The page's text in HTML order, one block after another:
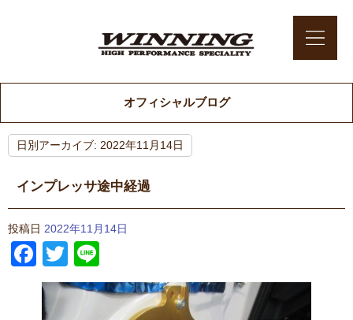
オフィシャルブログ
日別アーカイブ: 2022年11月14日
インプレッサ途中経過
投稿日 2022年11月14日
Facebook
Twitter